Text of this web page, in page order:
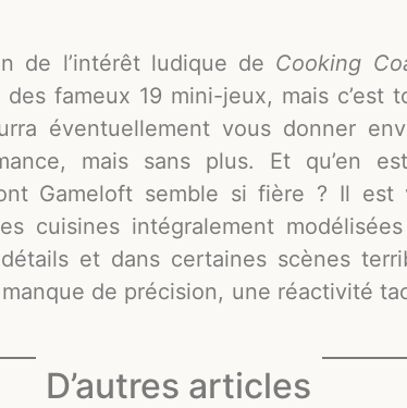
de l’intérêt ludique de Cooking
fameux 19 mini-jeux, mais c’est
éventuellement vous donner
mais sans plus. Et qu’en
Gameloft semble si fière ? Il est
cuisines intégralement
et dans certaines scènes
de précision, une réactivité
D’autres articles